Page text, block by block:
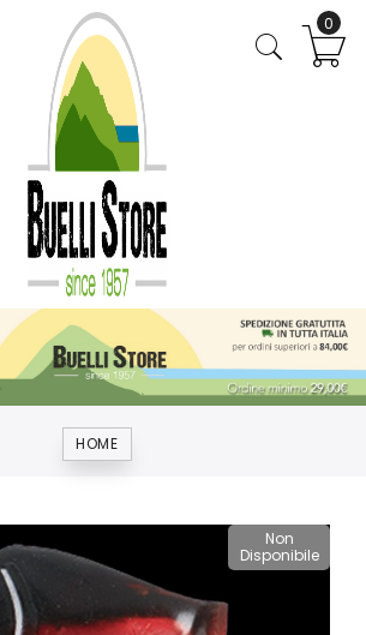
HOME
Non
Disponibile